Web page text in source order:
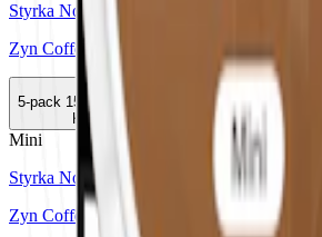
Styrka Normal · Mini
Zyn Coffee Mini 4
5-pack 154,50 kr
Köp
Mini
Styrka Normal · Mini
Zyn Coffee Mini 2 Moist